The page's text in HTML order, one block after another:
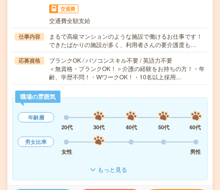
交通費
交通費全額支給
仕事内容
まるで高級マンションのような施設で働けるお仕事です！
できたばかりの施設が多く、利用者さんの要介護度も…
応募資格
ブランクOK / パソコンスキル不要 / 英語力不要
＜無資格・ブランクOK！＞介護の経験をお持ちの方！・年
齢、学歴不問！・WワークOK！・10名以上採用…
職場の雰囲気
年齢層
20代
30代 40代 50代
60代
男女比率
女性
男性
もっと見る